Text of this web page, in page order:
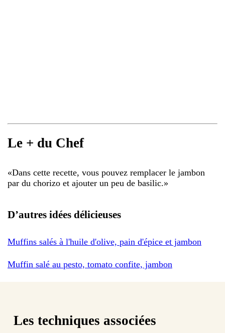
Le + du Chef
«Dans cette recette, vous pouvez remplacer le jambon
par du chorizo et ajouter un peu de basilic.»
D’autres idées délicieuses
Muffins salés à l'huile d'olive, pain d'épice et jambon
Muffin salé au pesto, tomato confite, jambon
Les techniques associées